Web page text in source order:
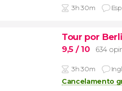
3h 30m
Tour por
9,5 / 10 634
3h 30m
Cancelamento